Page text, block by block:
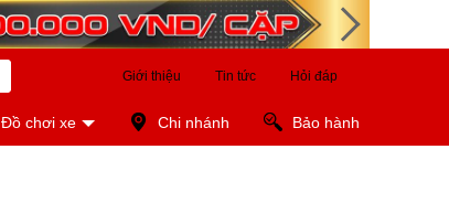
Giới thiệu Tin tức Hỏi đáp
Đồ chơi xe Chi nhánh Bảo hành